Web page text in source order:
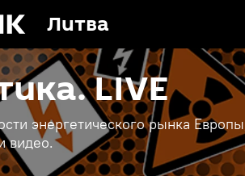
Литва
LIVE
энергетического рынка
видео.